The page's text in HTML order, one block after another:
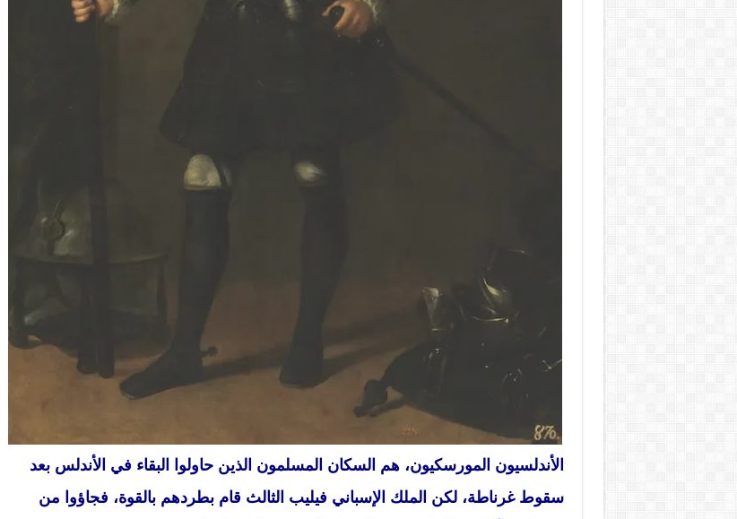
الأندلسيون المورسكيون، هم السكان المسلمون الذين حاولوا البقاء في الأندلس بعد
سقوط غرناطة، لكن الملك الإسباني فيليب الثالث قام بطردهم بالقوة، فجاؤوا من